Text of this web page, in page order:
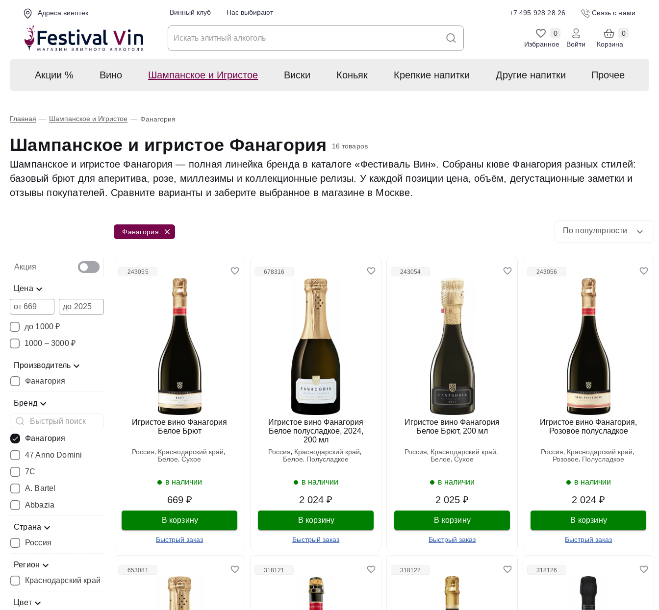
Адреса винотек Винный клуб Нас выбирают +7 495 928 28 26 Связь с нами
Избранное
0
Войти
Корзина
0
Акции % Вино Шампанское и Игристое Виски Коньяк Крепкие напитки Другие напитки Прочее
Главная — Шампанское и Игристое — Фанагория
Шампанское и игристое Фанагория 16 товаров
Шампанское и игристое Фанагория — полная линейка бренда в каталоге «Фестиваль Вин». Собраны кюве Фанагория разных стилей:
базовый брют для аперитива, розе, миллезимы и коллекционные релизы. У каждой позиции цена, объём, дегустационные заметки и
отзывы покупателей. Сравните варианты и заберите выбранное в магазине в Москве.
Акция
Цена
от до
до 1000 ₽
1000 – 3000 ₽
Производитель
Фанагория
Бренд
Фанагория
47 Anno Domini
7C
A. Bartel
Abbazia
Страна
Россия
Регион
Краснодарский край
Цвет
Фанагория По популярности
243055
669 ₽
Игристое вино Фанагория
Белое Брют
россия
краснодарский край
белое
сухое
В корзину
Быстрый заказ
в наличии
678316
2 024 ₽
Игристое вино Фанагория
Белое полусладкое, 2024,
200 мл
россия
краснодарский край
белое
полусладкое
В корзину
Быстрый заказ
в наличии
243054
2 025 ₽
Игристое вино Фанагория
Белое Брют, 200 мл
россия
краснодарский край
белое
сухое
В корзину
Быстрый заказ
в наличии
243056
2 024 ₽
Игристое вино Фанагория,
Розовое полусладкое
россия
краснодарский край
розовое
полусладкое
В корзину
Быстрый заказ
в наличии
653081 318121 318122 318126